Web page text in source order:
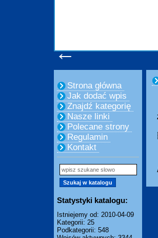
←
Strona główna
Jak dodać wpis
Znajdź kategorię
Nasze linki
Polecane strony
Regulamin
Kontakt
Statystyki katalogu:
Istniejemy od: 2010-04-09
Kategorii: 25
Podkategorii: 548